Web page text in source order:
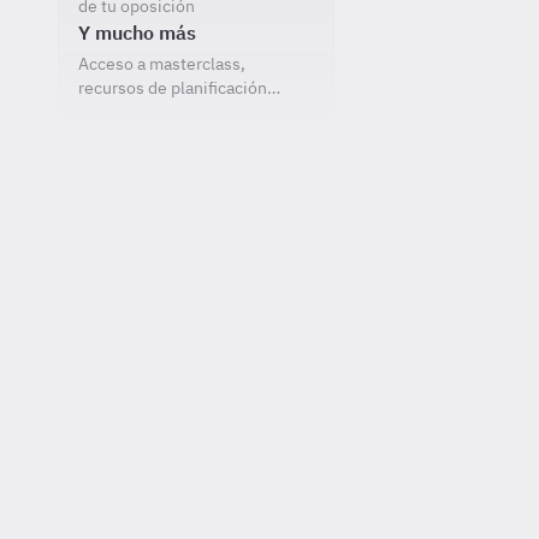
de tu oposición
Y mucho más
Acceso a masterclass,
recursos de planificación…